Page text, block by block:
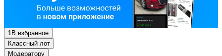
1В избранное
Классный лот
Модератору